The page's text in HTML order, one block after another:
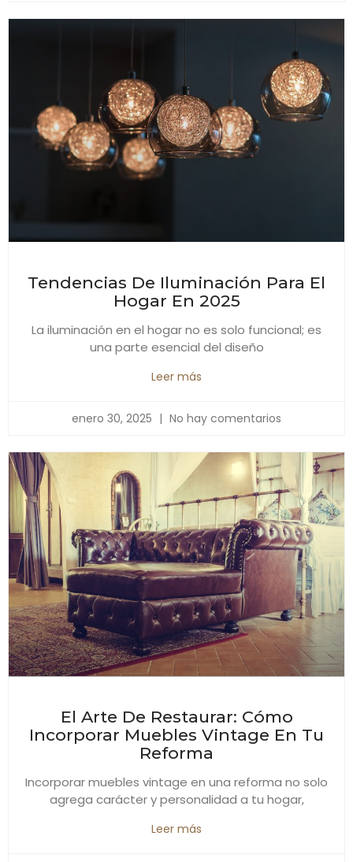
Tendencias De Iluminación Para El
Hogar En 2025
La iluminación en el hogar no es solo funcional; es
una parte esencial del diseño
Leer más
enero 30, 2025 No hay comentarios
El Arte De Restaurar: Cómo
Incorporar Muebles Vintage En Tu
Reforma
Incorporar muebles vintage en una reforma no solo
agrega carácter y personalidad a tu hogar,
Leer más